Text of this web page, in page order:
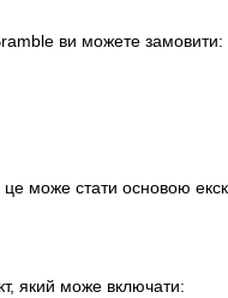
ви можете замовити:
це може стати основою
який може включати: